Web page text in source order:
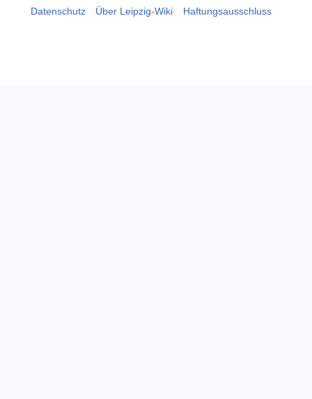
Datenschutz Über Leipzig-Wiki Haftungsausschluss